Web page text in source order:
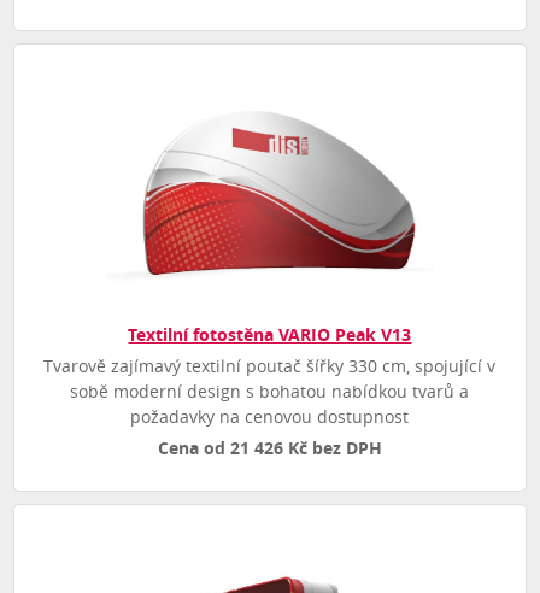
Textilní fotostěna VARIO Peak V13
Tvarově zajímavý textilní poutač šířky 330 cm, spojující v
sobě moderní design s bohatou nabídkou tvarů a
požadavky na cenovou dostupnost
Cena od 21 426 Kč bez DPH